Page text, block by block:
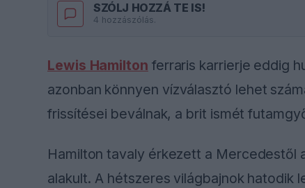
SZÓLJ HOZZÁ TE IS!
4 hozzászólás.
Lewis Hamilton ferraris karrierje eddig
azonban könnyen vízválasztó lehet
frissítései beválnak, a brit ismét
Hamilton tavaly érkezett a Mercedestől
alakult. A hétszeres világbajnok hatodik